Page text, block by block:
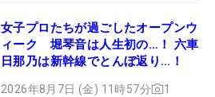
女子プロたちが過ごしたオープンウ
ィーク 堀琴音は人生初の…！ 六車
日那乃は新幹線でとんぼ返り…！
2026年8月7日 (金) 11時57分 1